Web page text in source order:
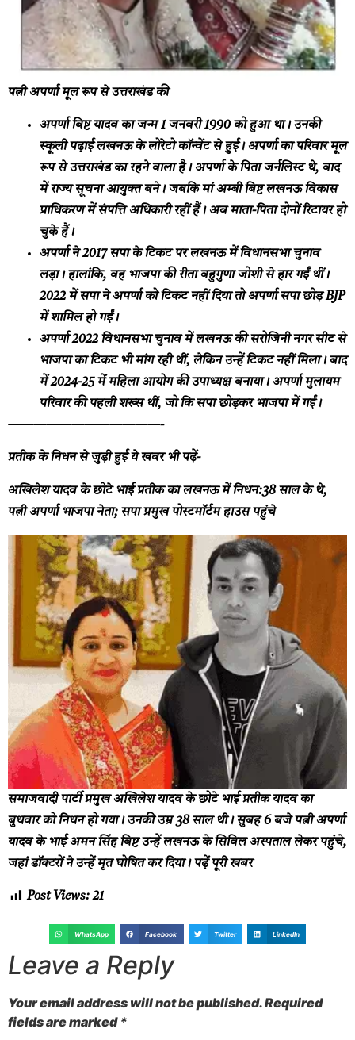
पत्नी अपर्णा मूल रूप से उत्तराखंड की
अपर्णा बिष्ट यादव का जन्‍म 1 जनवरी 1990 को हुआ था। उनकी
स्‍कूली पढ़ाई लखनऊ के लोरेटो कॉन्‍वेंट से हुई। अपर्णा का परिवार मूल
रूप से उत्तराखंड का रहने वाला है। अपर्णा के पिता जर्नलिस्ट थे, बाद
में राज्य सूचना आयुक्त बने। जबकि मां अम्बी बिष्ट लखनऊ विकास
प्राधिकरण में संपत्ति अधिकारी रहीं हैं। अब माता-पिता दोनों रिटायर हो
चुके हैं।
अपर्णा ने 2017 सपा के टिकट पर लखनऊ में विधानसभा चुनाव
लड़ा। हालांकि, वह भाजपा की रीता बहुगुणा जोशी से हार गईं थीं।
2022 में सपा ने अपर्णा को टिकट नहीं दिया तो अपर्णा सपा छोड़ BJP
में शामिल हो गईं।
अपर्णा 2022 विधानसभा चुनाव में लखनऊ की सरोजिनी नगर सीट से
भाजपा का टिकट भी मांग रही थीं, लेकिन उन्हें टिकट नहीं मिला। बाद
में 2024-25 में महिला आयोग की उपाध्यक्ष बनाया। अपर्णा मुलायम
परिवार की पहली शख्स थीं, जो कि सपा छोड़कर भाजपा में गईं।
————————————-
प्रतीक के निधन से जुड़ी हुई ये खबर भी पढ़ें-
अखिलेश यादव के छोटे भाई प्रतीक का लखनऊ में निधन:38 साल के थे,
पत्नी अपर्णा भाजपा नेता; सपा प्रमुख पोस्टमॉर्टम हाउस पहुंचे
समाजवादी पार्टी प्रमुख अखिलेश यादव के छोटे भाई प्रतीक यादव का
बुधवार को निधन हो गया। उनकी उम्र 38 साल थी। सुबह 6 बजे पत्नी अपर्णा
यादव के भाई अमन सिंह बिष्ट उन्हें लखनऊ के सिविल अस्पताल लेकर पहुंचे,
जहां डॉक्टरों ने उन्हें मृत घोषित कर दिया।पढ़ें पूरी खबर
Post Views: 21
WhatsApp Facebook Twitter LinkedIn
Leave a Reply
Your email address will not be published.Required
fields are marked *